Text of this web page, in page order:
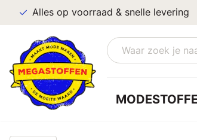
Alles op voorraad & snelle levering